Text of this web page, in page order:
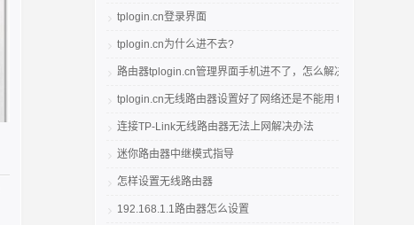
tplogin.cn登录界面
tplogin.cn为什么进不去?
路由器tplogin.cn管理界面手机进不了，怎么解决
tplogin.cn无线路由器设置好了网络还是不能用 tplogincn登录
连接TP-Link无线路由器无法上网解决办法
迷你路由器中继模式指导
怎样设置无线路由器
192.168.1.1路由器怎么设置